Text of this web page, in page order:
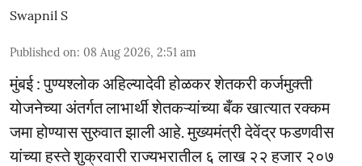
Swapnil S
Published on: 08 Aug 2026, 2:51 am
मुंबई : पुण्यश्लोक अहिल्यादेवी होळकर शेतकरी कर्जमुक्ती
योजनेच्या अंतर्गत लाभार्थी शेतकऱ्यांच्या बँक खात्यात रक्कम
जमा होण्यास सुरुवात झाली आहे. मुख्यमंत्री देवेंद्र फडणवीस
यांच्या हस्ते शुक्रवारी राज्यभरातील ६ लाख २२ हजार २०७